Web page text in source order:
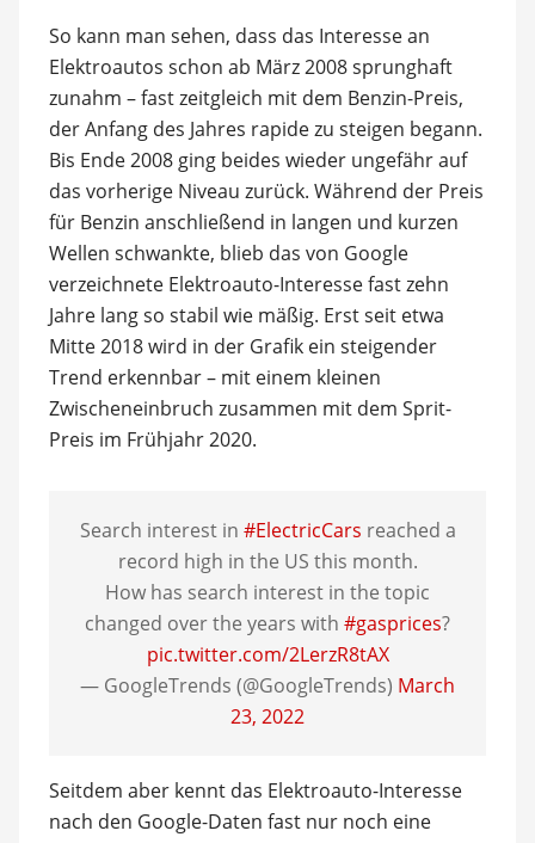
So kann man sehen, dass das Interesse an
Elektroautos schon ab März 2008 sprunghaft
zunahm – fast zeitgleich mit dem Benzin-Preis,
der Anfang des Jahres rapide zu steigen begann.
Bis Ende 2008 ging beides wieder ungefähr auf
das vorherige Niveau zurück. Während der Preis
für Benzin anschließend in langen und kurzen
Wellen schwankte, blieb das von Google
verzeichnete Elektroauto-Interesse fast zehn
Jahre lang so stabil wie mäßig. Erst seit etwa
Mitte 2018 wird in der Grafik ein steigender
Trend erkennbar – mit einem kleinen
Zwischeneinbruch zusammen mit dem Sprit-
Preis im Frühjahr 2020.
Search interest in #ElectricCars reached a
record high in the US this month.
How has search interest in the topic
changed over the years with #gasprices?
pic.twitter.com/2LerzR8tAX
— GoogleTrends (@GoogleTrends) March
23, 2022
Seitdem aber kennt das Elektroauto-Interesse
nach den Google-Daten fast nur noch eine